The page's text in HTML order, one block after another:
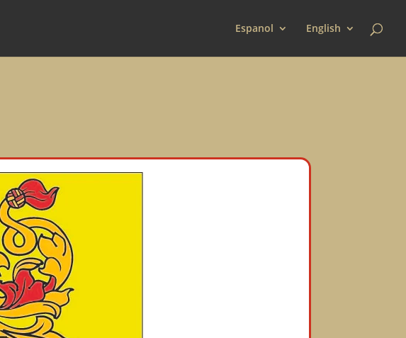
Espanol English